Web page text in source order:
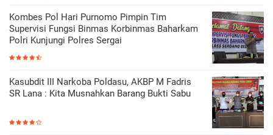
Kombes Pol Hari Purnomo Pimpin Tim
Supervisi Fungsi Binmas Korbinmas Baharkam
Polri Kunjungi Polres Sergai
Kasubdit III Narkoba Poldasu, AKBP M Fadris
SR Lana : Kita Musnahkan Barang Bukti Sabu